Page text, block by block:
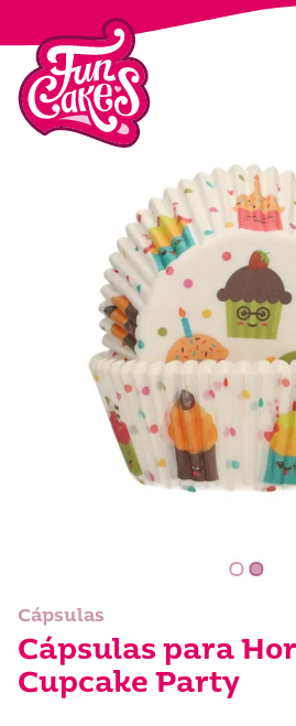
¿Qué estás
Buscar
Cápsulas
Cápsulas para
Cupcake Party